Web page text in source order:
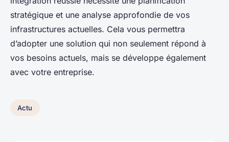
stratégique et une analyse approfondie de vos
infrastructures actuelles. Cela vous permettra
d’adopter une solution qui non seulement répond à
vos besoins actuels, mais se développe également
avec votre entreprise.
Actu